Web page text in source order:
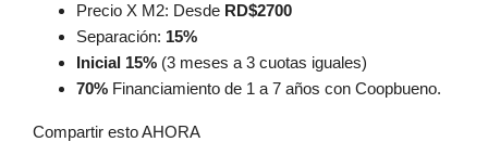
Precio X M2: Desde RD$2700
Separación: 15%
Inicial 15% (3 meses a 3 cuotas iguales)
70% Financiamiento de 1 a 7 años con Coopbueno.
Compartir esto AHORA